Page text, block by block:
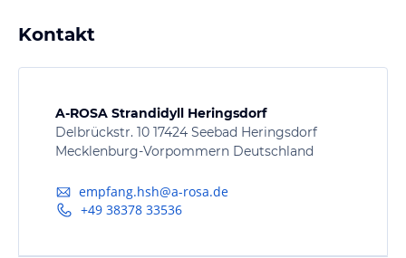
Kontakt
A-ROSA Strandidyll Heringsdorf
Delbrückstr. 10 17424 Seebad Heringsdorf
Mecklenburg-Vorpommern Deutschland
empfang.hsh@a-rosa.de
+49 38378 33536